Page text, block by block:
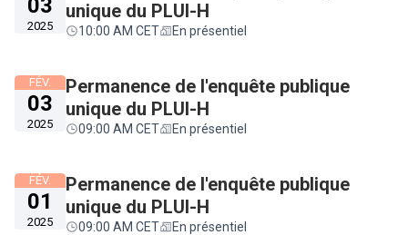
03
2025
unique du PLUI-H
10:00 AM CET En présentiel
FÉV.
03
2025
Permanence de l'enquête publique
unique du PLUI-H
09:00 AM CET En présentiel
FÉV.
01
2025
Permanence de l'enquête publique
unique du PLUI-H
09:00 AM CET En présentiel